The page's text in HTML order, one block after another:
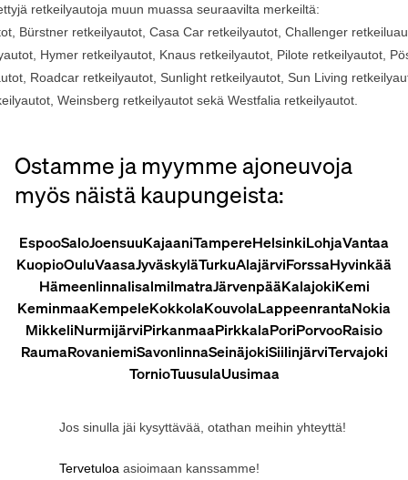
retkeilyautoja muun muassa seuraavilta merkeiltä:
Bürstner retkeilyautot , Casa Car retkeilyautot , Challenger
, Hymer retkeilyautot , Knaus retkeilyautot Pilote retkeilyautot
Roadcar retkeilyautot , Sunlight retkeilyautot , Sun Living
, Weinsberg retkeilyautot sekä Westfalia retkeilyautot
Ostamme ja myymme ajoneuvoja
myös näistä kaupungeista:
EspooSaloJoensuuKajaaniTampereHelsinkiLohjaVantaa
KuopioOuluVaasaJyväskyläTurkuAlajärviForssaHyvinkää
HämeenlinnaIisalmiImatraJärvenpääKalajokiKemi
KeminmaaKempeleKokkolaKouvolaLappeenrantaNokia
MikkeliNurmijärviPirkanmaaPirkkalaPoriPorvooRaisio
RaumaRovaniemiSavonlinnaSeinäjokiSiilinjärviTervajoki
TornioTuusulaUusimaa
Jos sinulla jäi kysyttävää otathan meihin yhteyttä!
Tervetuloa asioimaan kanssamme!